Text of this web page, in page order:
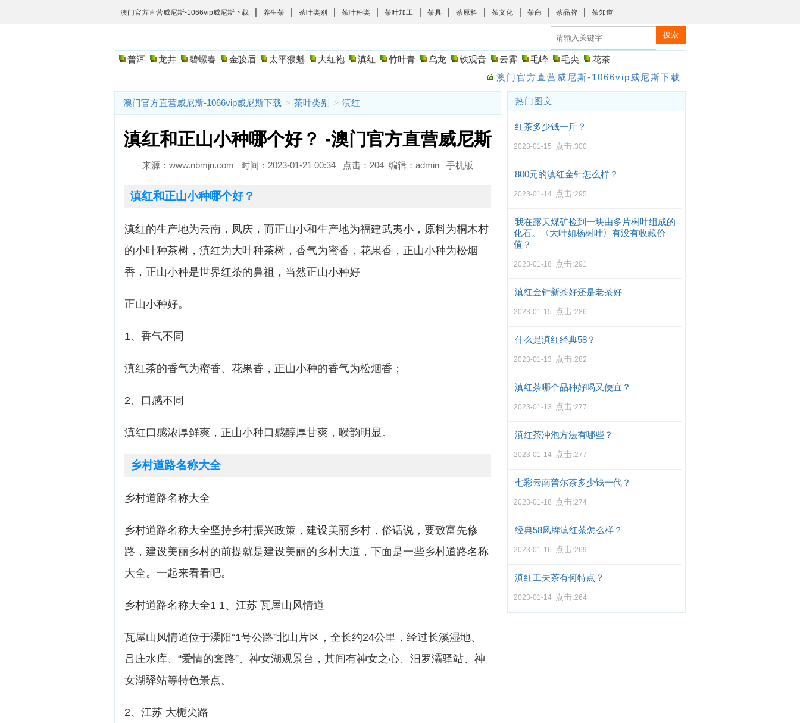
澳门官方直营威尼斯-1066vip威尼斯下载 | 养生茶 | 茶叶类别 | 茶叶种类 | 茶叶加工 | 茶具 | 茶原料 | 茶文化 | 茶商 | 茶品牌 | 茶知道
搜索
普洱 龙井 碧螺春 金骏眉 太平猴魁 大红袍 滇红 竹叶青 乌龙 铁观音 云雾 毛峰 毛尖
花茶
澳门官方直营威尼斯-1066vip威尼斯下载
澳门官方直营威尼斯-1066vip威尼斯下载 > 茶叶类别 > 滇红
滇红和正山小种哪个好？ -澳门官方直营威尼斯
来源：www.nbmjn.com 时间：2023-01-21 00:34 点击：204 编辑：admin 手机版
滇红和正山小种哪个好？
滇红的生产地为云南，凤庆，而正山小和生产地为福建武夷小，原料为桐木村
的小叶种茶树，滇红为大叶种茶树，香气为蜜香，花果香，正山小种为松烟
香，正山小种是世界红茶的鼻祖，当然正山小种好
正山小种好。
1、香气不同
滇红茶的香气为蜜香、花果香，正山小种的香气为松烟香；
2、口感不同
滇红口感浓厚鲜爽，正山小种口感醇厚甘爽，喉韵明显。
乡村道路名称大全
乡村道路名称大全
乡村道路名称大全坚持乡村振兴政策，建设美丽乡村，俗话说，要致富先修
路，建设美丽乡村的前提就是建设美丽的乡村大道，下面是一些乡村道路名称
大全。一起来看看吧。
乡村道路名称大全1 1、江苏 瓦屋山风情道
瓦屋山风情道位于溧阳“1号公路”北山片区，全长约24公里，经过长溪湿地、
吕庄水库、“爱情的套路”、神女湖观景台，其间有神女之心、汨罗灞驿站、神
女湖驿站等特色景点。
2、江苏 大栀尖路
热门图文
红茶多少钱一斤？
2023-01-15 点击:300
800元的滇红金针怎么样？
2023-01-14 点击:295
我在露天煤矿捡到一块由多片树叶组成的
化石。〈大叶如杨树叶〉有没有收藏价
值？
2023-01-18 点击:291
滇红金针新茶好还是老茶好
2023-01-15 点击:286
什么是滇红经典58？
2023-01-13 点击:282
滇红茶哪个品种好喝又便宜？
2023-01-13 点击:277
滇红茶冲泡方法有哪些？
2023-01-14 点击:277
七彩云南普尔茶多少钱一代？
2023-01-18 点击:274
经典58凤牌滇红茶怎么样？
2023-01-16 点击:269
滇红工夫茶有何特点？
2023-01-14 点击:264